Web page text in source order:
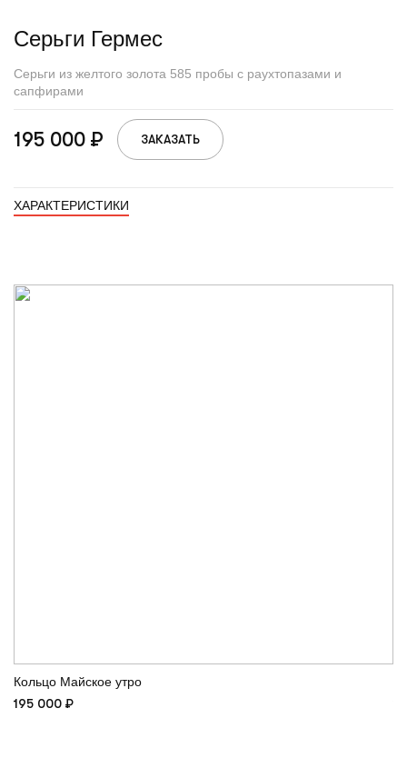
Серьги Гермес
Серьги из желтого золота 585 пробы с раухтопазами и
сапфирами
195 000 ₽ ЗАКАЗАТЬ
ХАРАКТЕРИСТИКИ
Кольцо Майское утро
195 000 ₽